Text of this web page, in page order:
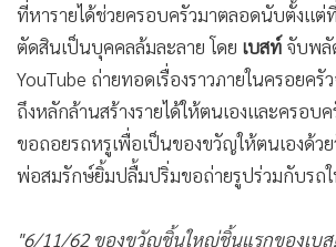
• เศรษฐกิจ-ธุรกิจ
• จีน
• ชุมชน-คุณภาพชีวิต
• อาชญากรรม
• Motoring
วิทยาศาสตร์
ที่หารายได้ช่วยครอบครัวมาตลอดนับตั้งแต่
ตัดสินเป็นบุคคลล้มละลาย โดย เบสท์ จับพลั
YouTube ถ่ายทอดเรื่องราวภายในครอยค
ถึงหลักล้านสร้างรายได้ให้ตนเองและครอบ
ขอถอยรถหรูเพื่อเป็นของขวัญให้ตนเองด้ว
พ่อสมรักษ์ยิ้มปลื้มปริ่มขอถ่ายรูปร่วมกับรถใ
"6/11/62 ของขวัญชิ้นใหญ่ชิ้นแรกของเบ